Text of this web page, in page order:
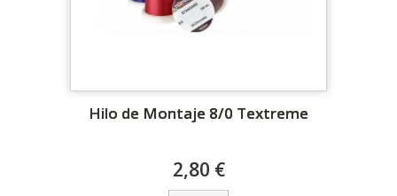
Hilo de Montaje 8/0 Textreme
2,80 €